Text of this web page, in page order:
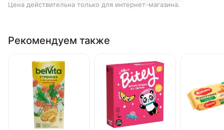
Цена действительна только для интернет-магазина.
Рекомендуем также